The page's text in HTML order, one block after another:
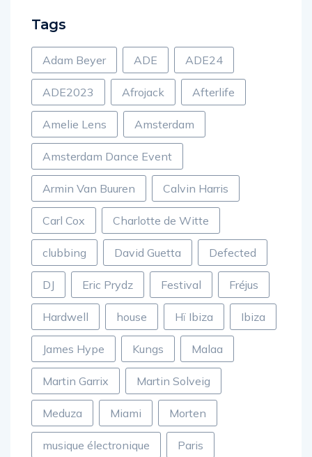
Tags
Adam Beyer ADE ADE24
ADE2023 Afrojack Afterlife
Amelie Lens Amsterdam
Amsterdam Dance Event
Armin Van Buuren Calvin Harris
Carl Cox Charlotte de Witte
clubbing David Guetta Defected
DJ Eric Prydz Festival Fréjus
Hardwell house Hï Ibiza Ibiza
James Hype Kungs Malaa
Martin Garrix Martin Solveig
Meduza Miami Morten
musique électronique Paris